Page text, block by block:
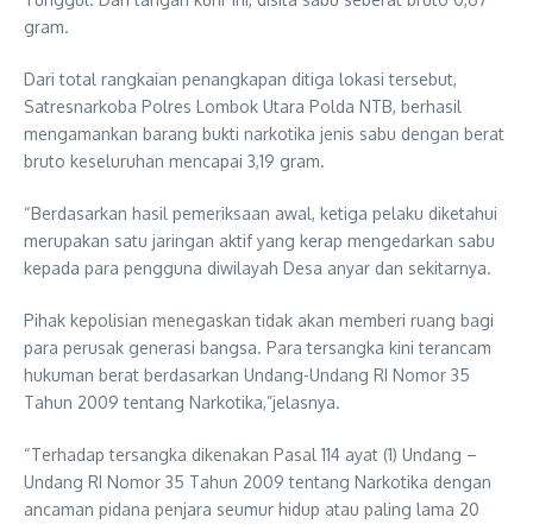
gram.
Dari total rangkaian penangkapan ditiga lokasi tersebut,
Satresnarkoba Polres Lombok Utara Polda NTB, berhasil
mengamankan barang bukti narkotika jenis sabu dengan berat
bruto keseluruhan mencapai 3,19 gram.
“Berdasarkan hasil pemeriksaan awal, ketiga pelaku diketahui
merupakan satu jaringan aktif yang kerap mengedarkan sabu
kepada para pengguna diwilayah Desa anyar dan sekitarnya.
Pihak kepolisian menegaskan tidak akan memberi ruang bagi
para perusak generasi bangsa. Para tersangka kini terancam
hukuman berat berdasarkan Undang-Undang RI Nomor 35
Tahun 2009 tentang Narkotika,”jelasnya.
“Terhadap tersangka dikenakan Pasal 114 ayat (1) Undang –
Undang RI Nomor 35 Tahun 2009 tentang Narkotika dengan
ancaman pidana penjara seumur hidup atau paling lama 20